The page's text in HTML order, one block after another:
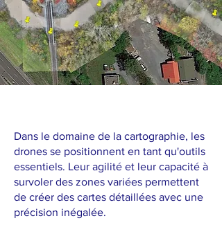
Dans le domaine de la cartographie, les
drones se positionnent en tant qu'outils
essentiels. Leur agilité et leur capacité à
survoler des zones variées permettent
de créer des cartes détaillées avec une
précision inégalée.